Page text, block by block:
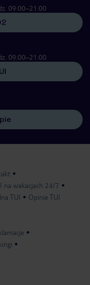
09:00–21:00
09:00–21:00
na wakacjach 24/7
TUI Opinie TUI